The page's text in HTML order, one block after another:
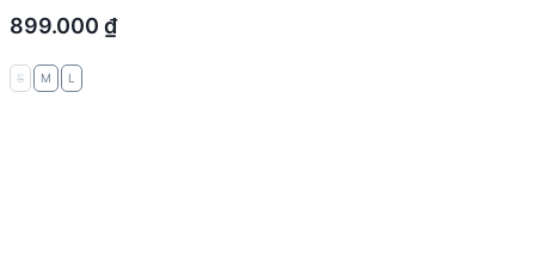
899.000 ₫
S M L